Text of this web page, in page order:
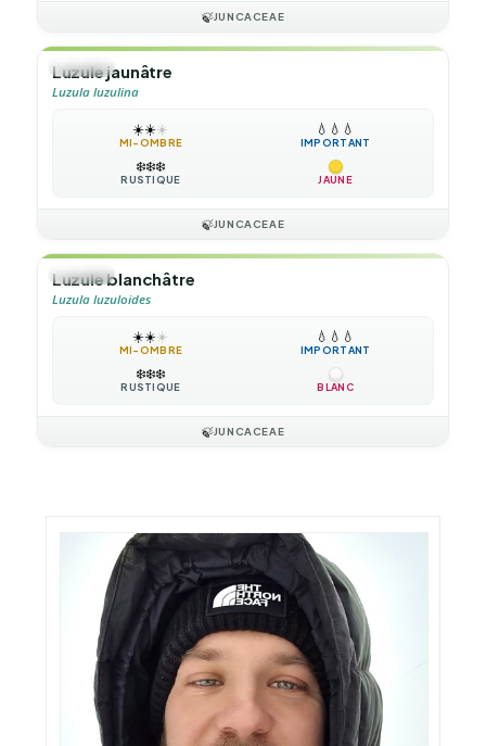
🍃JUNCACEAE
🌿HERBE
Luzule jaunâtre
Luzula luzulina
☀️☀️☀️
MI-OMBRE
💧 💧 💧
IMPORTANT
❄️❄️❄️
RUSTIQUE JAUNE
🍃JUNCACEAE
🌿HERBE
Luzule blanchâtre
Luzula luzuloides
☀️☀️☀️
MI-OMBRE
💧 💧 💧
IMPORTANT
❄️❄️❄️
RUSTIQUE BLANC
🍃JUNCACEAE